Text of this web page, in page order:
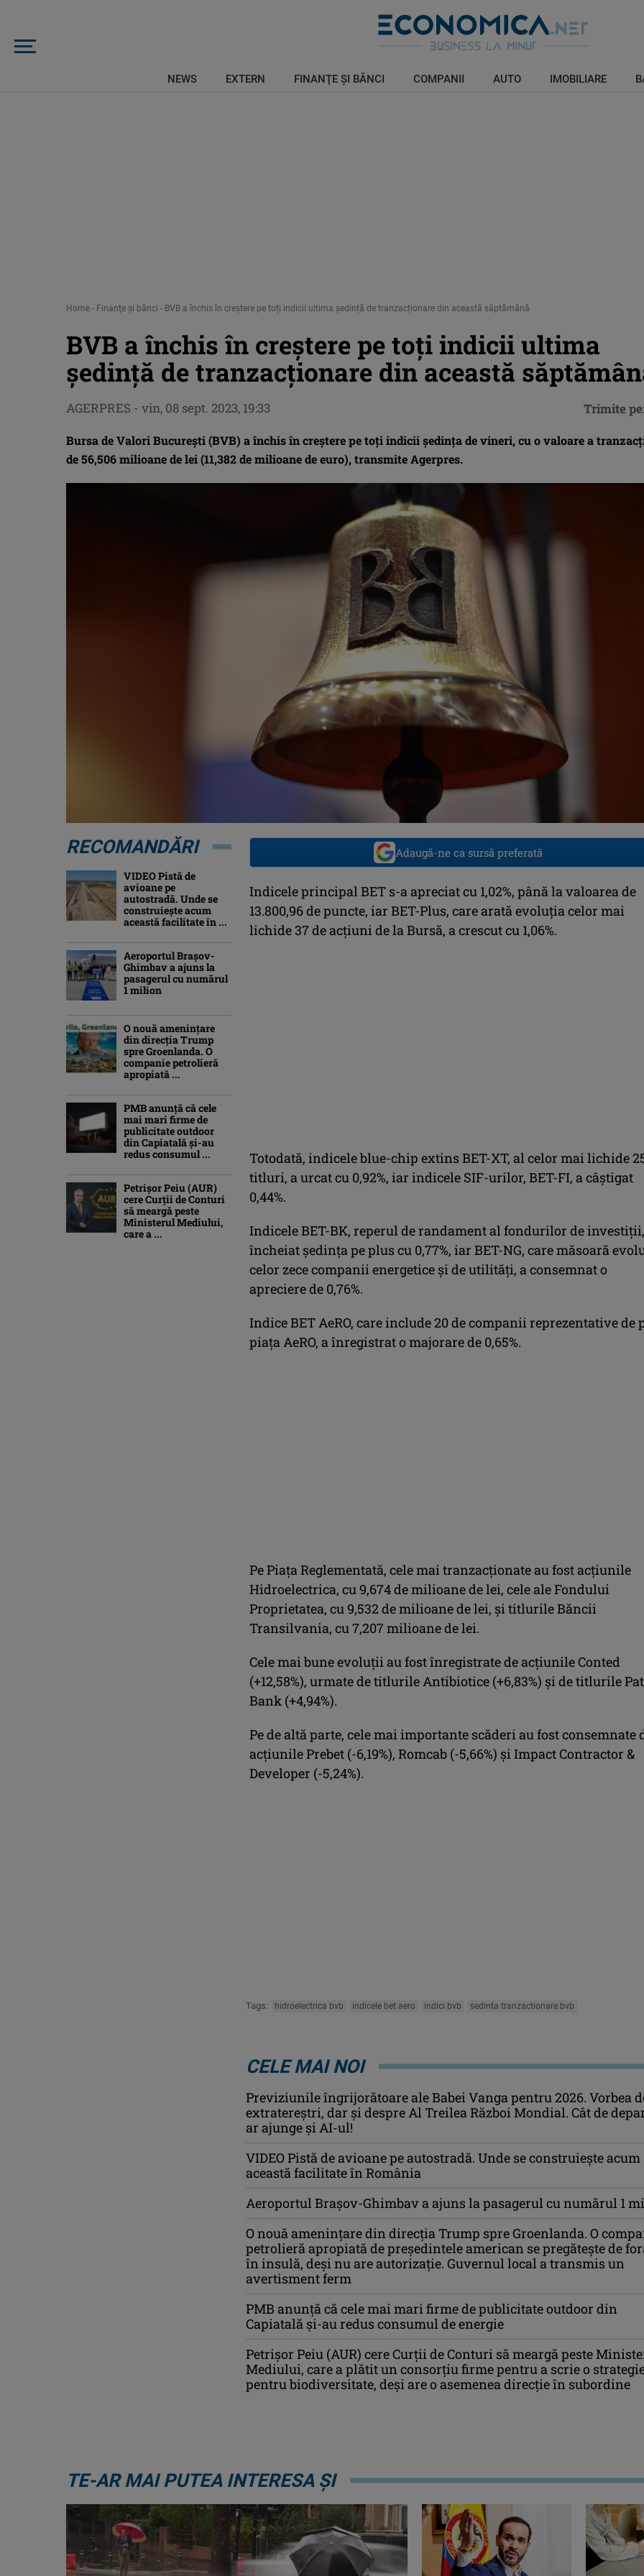
NEWS EXTERN FINANŢE ŞI BĂNCI COMPANII AUTO IMOBILIARE
Home - Finanţe şi bănci - BVB a închis în creștere pe toți indicii ultima ședință de tranzacționare din această săptămână
BVB a închis în creștere pe toți indicii ultima
ședință de tranzacționare din această
Bursa de Valori Bucureşti (BVB) a închis în creştere pe toţi indicii şedinţa de vineri, cu o valoare a
de 56,506 milioane de lei (11,382 de milioane de euro), transmite Agerpres.
AGERPRES - vin, 08 sept. 2023, 19:33 Trimite
Adaugă-ne ca sursă preferată
Indicele principal BET s-a apreciat cu 1,02%, până la valoarea de
13.800,96 de puncte, iar BET-Plus, care arată evoluţia celor mai
lichide 37 de acţiuni de la Bursă, a crescut cu 1,06%.
Totodată, indicele blue-chip extins BET-XT, al celor mai lichide
titluri, a urcat cu 0,92%, iar indicele SIF-urilor, BET-FI, a câştigat
0,44%.
Indicele BET-BK, reperul de randament al fondurilor de
încheiat şedinţa pe plus cu 0,77%, iar BET-NG, care măsoară
celor zece companii energetice şi de utilităţi, a consemnat o
apreciere de 0,76%.
Indice BET AeRO, care include 20 de companii reprezentative de
piaţa AeRO, a înregistrat o majorare de 0,65%.
Pe Piaţa Reglementată, cele mai tranzacţionate au fost acţiunile
Hidroelectrica, cu 9,674 de milioane de lei, cele ale Fondului
Proprietatea, cu 9,532 de milioane de lei, şi titlurile Băncii
Transilvania, cu 7,207 milioane de lei.
Cele mai bune evoluţii au fost înregistrate de acţiunile Conted
(+12,58%), urmate de titlurile Antibiotice (+6,83%) şi de titlurile
Bank (+4,94%).
Pe de altă parte, cele mai importante scăderi au fost consemnate
acţiunile Prebet (-6,19%), Romcab (-5,66%) şi Impact Contractor &
Developer (-5,24%).
Tags: hidroelectrica bvb indicele bet aero indici bvb sedinta tranzactionare bvb
CELE MAI NOI
Previziunile îngrijorătoare ale Babei Vanga pentru 2026. Vorbea
extratereștri, dar și despre Al Treilea Război Mondial. Cât de
ar ajunge și AI-ul!
VIDEO Pistă de avioane pe autostradă. Unde se construiește acum
această facilitate în România
Aeroportul Brașov-Ghimbav a ajuns la pasagerul cu numărul 1
O nouă amenințare din direcția Trump spre Groenlanda. O
petrolieră apropiată de președintele american se pregătește de
în insulă, deși nu are autorizație. Guvernul local a transmis un
avertisment ferm
PMB anunță că cele mai mari firme de publicitate outdoor din
Capiatală și-au redus consumul de energie
Petrişor Peiu (AUR) cere Curții de Conturi să meargă peste
Mediului, care a plătit un consorţiu firme pentru a scrie o
pentru biodiversitate, deşi are o asemenea direcție în subordine
RECOMANDĂRI
VIDEO Pistă de
avioane pe
autostradă. Unde se
construiește acum
această facilitate în ...
Aeroportul Brașov-
Ghimbav a ajuns la
pasagerul cu numărul
1 milion
O nouă amenințare
din direcția Trump
spre Groenlanda. O
companie petrolieră
apropiată ...
PMB anunță că cele
mai mari firme de
publicitate outdoor
din Capiatală și-au
redus consumul ...
Petrişor Peiu (AUR)
cere Curții de Conturi
să meargă peste
Ministerul Mediului,
care a ...
TE-AR MAI PUTEA INTERESA ȘI